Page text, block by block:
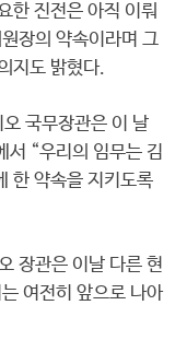
한 진전은 아직 이뤄
장의 약속이라며 그
지도 밝혔다.
국무장관은 이 날
“우리의 임무는 김
한 약속을 지키도록
장관은 이날 다른 현
여전히 앞으로 나아